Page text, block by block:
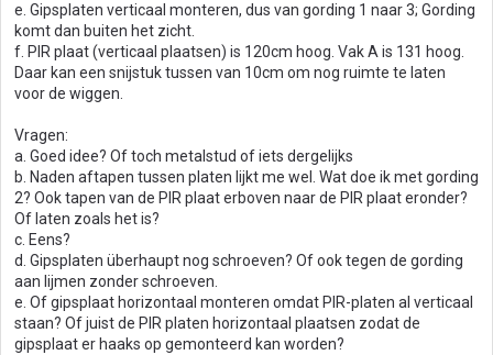
e. Gipsplaten verticaal monteren, dus van gording 1 naar 3; Gording
komt dan buiten het zicht.
f. PIR plaat (verticaal plaatsen) is 120cm hoog. Vak A is 131 hoog.
Daar kan een snijstuk tussen van 10cm om nog ruimte te laten
voor de wiggen.
Vragen:
a. Goed idee? Of toch metalstud of iets dergelijks
b. Naden aftapen tussen platen lijkt me wel. Wat doe ik met gording
2? Ook tapen van de PIR plaat erboven naar de PIR plaat eronder?
Of laten zoals het is?
c. Eens?
d. Gipsplaten überhaupt nog schroeven? Of ook tegen de gording
aan lijmen zonder schroeven.
e. Of gipsplaat horizontaal monteren omdat PIR-platen al verticaal
staan? Of juist de PIR platen horizontaal plaatsen zodat de
gipsplaat er haaks op gemonteerd kan worden?